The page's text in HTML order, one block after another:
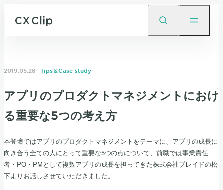
2019.05.28 Tips＆Case study
アプリのプロダクトマネジメントにおけ
る重要な5つの考え方
本登壇ではアプリのプロダクトマネジメントをテーマに、アプリの成長に
向き合う全ての人にとって重要な5つの点について、前職では事業責任
者・PO・PMとして複数アプリの成長を担ってきた株式会社プレイドの松
下よりお話しさせていただきました。